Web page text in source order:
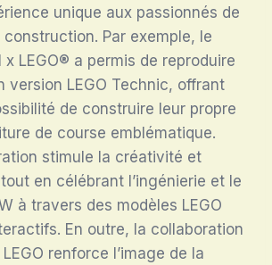
unique aux passionnés de
Par exemple, le
x LEGO® a permis de reproduire
version LEGO Technic, offrant
de construire leur propre
de course emblématique.
stimule la créativité et
tout en célébrant l’ingénierie et le
à travers des modèles LEGO
En outre, la collaboration
renforce l’image de la